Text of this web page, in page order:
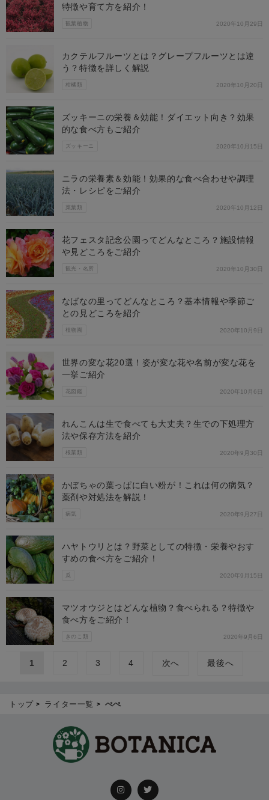
観葉植物
特徴や育て方を紹介！
2020年10月29日
柑橘類
カクテルフルーツとは？グレープフルーツとは違
う？特徴を詳しく解説
2020年10月20日
ズッキーニ
ズッキーニの栄養＆効能！ダイエット向き？効果
的な食べ方もご紹介
2020年10月15日
菜葉類
ニラの栄養素＆効能！効果的な食べ合わせや調理
法・レシピをご紹介
2020年10月12日
観光・名所
花フェスタ記念公園ってどんなところ？施設情報
や見どころをご紹介
2020年10月30日
植物園
なばなの里ってどんなところ？基本情報や季節ご
との見どころを紹介
2020年10月9日
花図鑑
世界の変な花20選！姿が変な花や名前が変な花を
一挙ご紹介
2020年10月6日
根菜類
れんこんは生で食べても大丈夫？生での下処理方
法や保存方法を紹介
2020年9月30日
病気
かぼちゃの葉っぱに白い粉が！これは何の病気？
薬剤や対処法を解説！
2020年9月27日
瓜
ハヤトウリとは？野菜としての特徴・栄養やおす
すめの食べ方をご紹介！
2020年9月15日
きのこ類
マツオウジとはどんな植物？食べられる？特徴や
食べ方をご紹介！
2020年9月6日
1 2 3 4 次へ 最後へ
トップ ライター一覧 ぺぺ